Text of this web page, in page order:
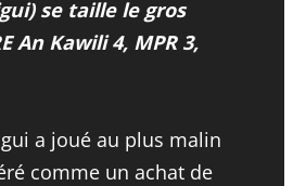
se taille le gros
An Kawili 4, MPR 3,
a joué au plus malin
comme un achat de